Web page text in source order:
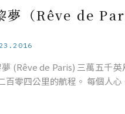
夢（Rêve de
(Rêve de Paris) 三萬五千英
百零四公里的航程。 每個人